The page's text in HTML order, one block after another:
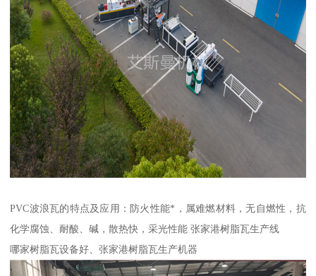
PVC波浪瓦的特点及应用：防火性能*，属难燃材料，无自燃性，抗
化学腐蚀、耐酸、碱，散热快，采光性能 张家港树脂瓦生产线
哪家树脂瓦设备好、张家港树脂瓦生产机器